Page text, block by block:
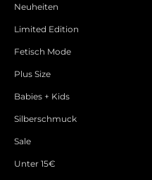
Neuheiten
Limited Edition
Fetisch Mode
Plus Size
Babies + Kids
Silberschmuck
Sale
Unter 15€